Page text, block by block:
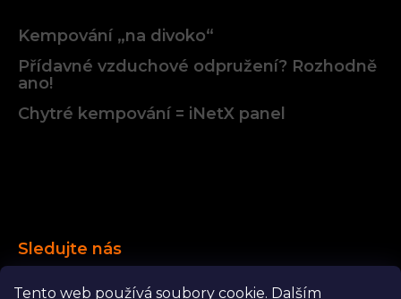
Tento web používá soubory cookie. Dalším
Kempování „na divoko“
Přídavné vzduchové odpružení? Rozhodně
ano!
Chytré kempování = iNetX panel
Sledujte nás